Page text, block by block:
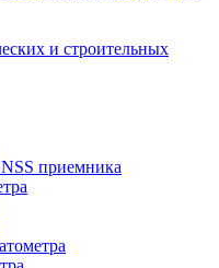
и строительных
приемника